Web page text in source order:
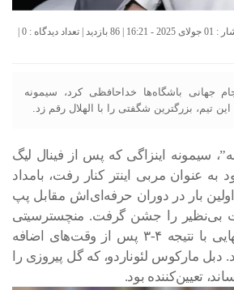
0
|
جهانی باشگاه‌ها خداحافظی کرد، سیمونه
تیم، بزرگترین شگفتی را با الهلال رقم زد.
اینزاگی که پس از فینال لیگ
عنوان مربی اینتر کنار رفت، بامداد
بار در دوران حرفه‌ای‌اش مقابل پپ
بی‌نظیر را جشن گرفت. منچسترسیتی
در مرحله یک‌هشتم نهایی با نتیجه ۴-۳ پس از وقت‌های اضافه
مارکوس لئوناردو، که گل پیروزی را